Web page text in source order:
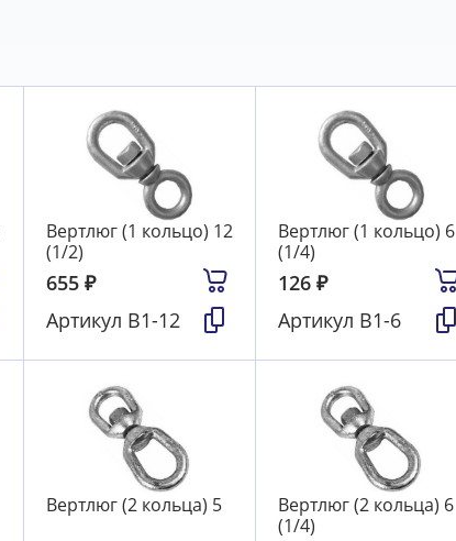
Вертлюг (1 кольцо) 12
(1/2)
655 ₽
Артикул В1-12
Вертлюг (1 кольцо) 6
(1/4)
126 ₽
Артикул В1-6
Вертлюг (2 кольца) 5
Вертлюг (2 кольца) 6
(1/4)